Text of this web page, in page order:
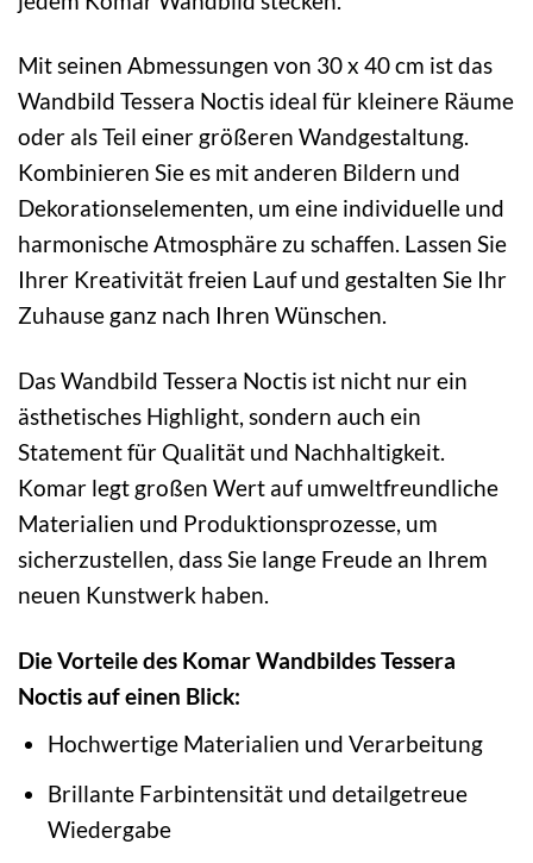
Mit seinen Abmessungen von 30 x 40 cm ist das
Wandbild Tessera Noctis ideal für kleinere Räume
oder als Teil einer größeren Wandgestaltung.
Kombinieren Sie es mit anderen Bildern und
Dekorationselementen, um eine individuelle und
harmonische Atmosphäre zu schaffen. Lassen Sie
Ihrer Kreativität freien Lauf und gestalten Sie Ihr
Zuhause ganz nach Ihren Wünschen.
Das Wandbild Tessera Noctis ist nicht nur ein
ästhetisches Highlight, sondern auch ein
Statement für Qualität und Nachhaltigkeit.
Komar legt großen Wert auf umweltfreundliche
Materialien und Produktionsprozesse, um
sicherzustellen, dass Sie lange Freude an Ihrem
neuen Kunstwerk haben.
Die Vorteile des Komar Wandbildes Tessera
Noctis auf einen Blick:
Hochwertige Materialien und Verarbeitung
Brillante Farbintensität und detailgetreue
Wiedergabe